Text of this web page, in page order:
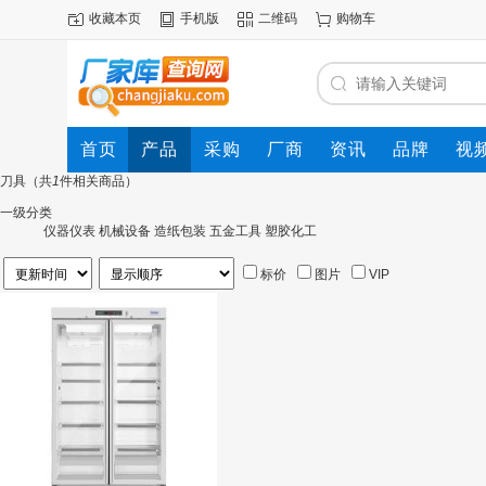
收藏本页 手机版 二维码 购物车
首页 产品 采购 厂商 资讯 品牌 视
刀具 （共1件相关商品）
一级分类
仪器仪表 机械设备 造纸包装 五金工具 塑胶化工
标价 图片 VIP